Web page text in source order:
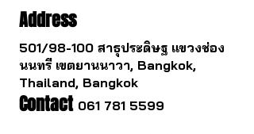
Address
501/98-100 สาธุประดิษฐ แขวงช่อง
นนทรี เขตยานนาวา, Bangkok,
Thailand, Bangkok
Contact 061 781 5599